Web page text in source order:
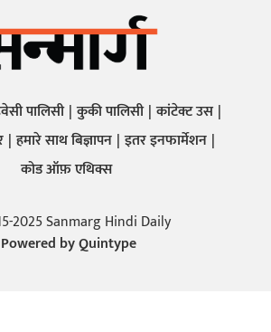
पालिसी कुकी पालिसी कांटेक्ट उस
हमारे साथ बिज्ञापन इतर इनफार्मेशन
कोड ऑफ़ एथिक्स
2025 Sanmarg Hindi Daily
Powered byQuintype